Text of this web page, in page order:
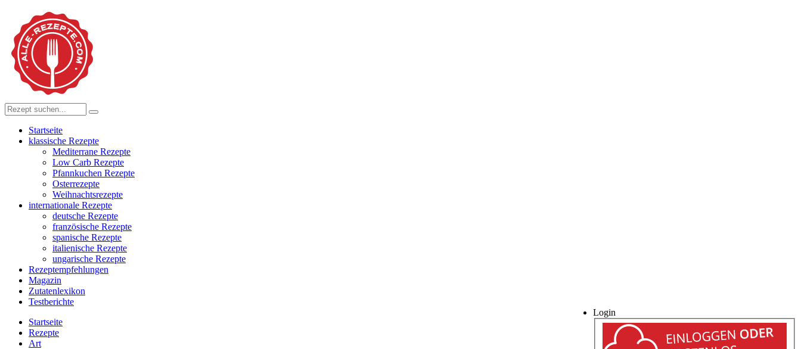
Startseite
klassische Rezepte
Mediterrane Rezepte
Low Carb Rezepte
Pfannkuchen Rezepte
Osterrezepte
Weihnachtsrezepte
internationale Rezepte
deutsche Rezepte
französische Rezepte
spanische Rezepte
italienische Rezepte
ungarische Rezepte
Rezeptempfehlungen
Magazin
Zutatenlexikon
Testberichte
Login
Startseite
Rezepte
Art